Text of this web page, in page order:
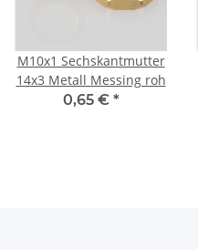
M10x1 Sechskantmutter
14x3 Metall Messing roh
0,65 € *